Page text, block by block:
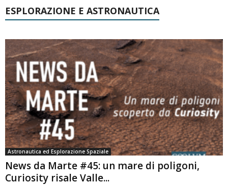
ESPLORAZIONE E ASTRONAUTICA
Astronautica ed Esplorazione Spaziale
News da Marte #45: un mare di poligoni,
Curiosity risale Valle...